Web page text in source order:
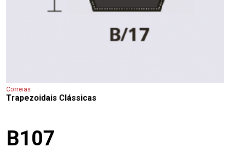
Correias
Trapezoidais Clássicas
B107